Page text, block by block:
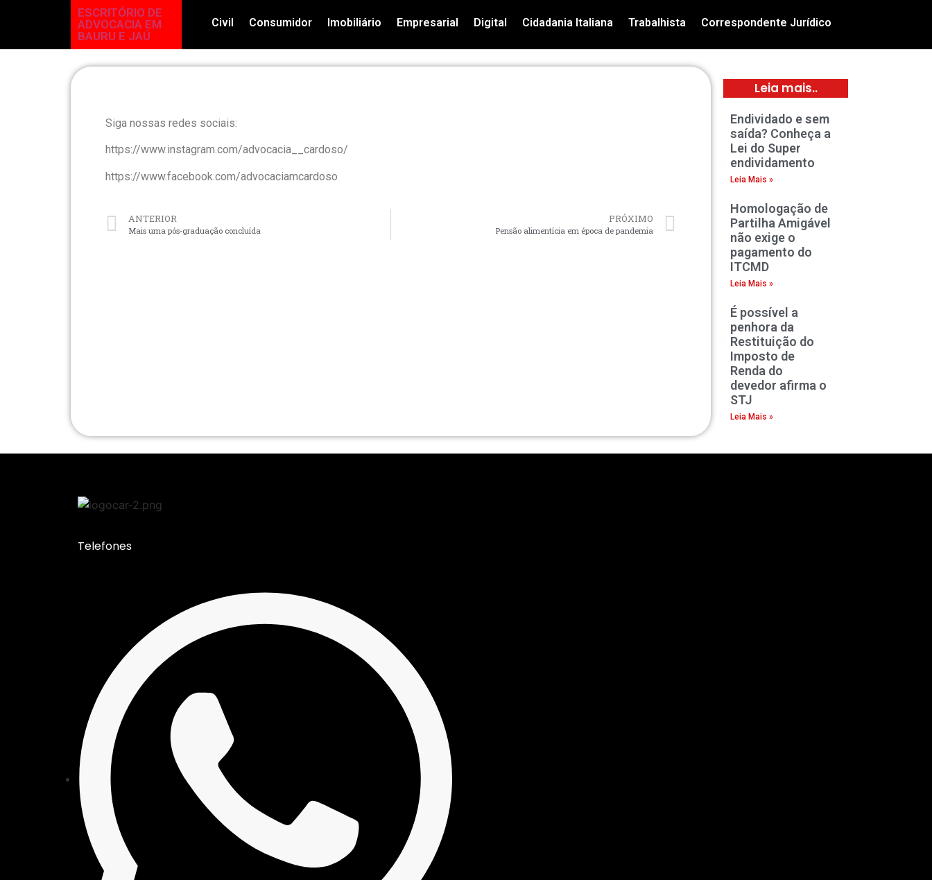
ESCRITÓRIO DE
ADVOCACIA EM
BAURU E JAÚ
Civil Consumidor Imobiliário Empresarial Digital Cidadania Italiana Trabalhista Correspondente Jurídico
Siga nossas redes sociais:
https://www.instagram.com/advocacia__cardoso/
https://www.facebook.com/advocaciamcardoso
ANTERIOR
Mais uma pós-graduação concluída
PRÓXIMO
Pensão alimentícia em época de pandemia
Leia mais..
Endividado e sem
saída? Conheça a
Lei do Super
endividamento
Leia Mais »
Homologação de
Partilha Amigável
não exige o
pagamento do
ITCMD
Leia Mais »
É possível a
penhora da
Restituição do
Imposto de
Renda do
devedor afirma o
STJ
Leia Mais »
Telefones